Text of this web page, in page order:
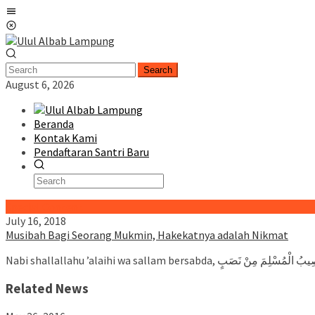
Skip
to
content
Search
August 6, 2026
Beranda
Kontak Kami
Pendaftaran Santri Baru
July 16, 2018
Musibah Bagi Seorang Mukmin, Hakekatnya adalah Nikmat
Related News